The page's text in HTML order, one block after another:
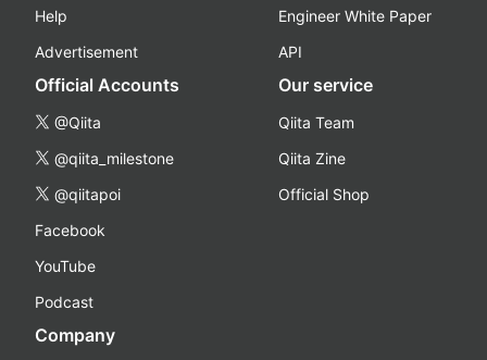
Help
Advertisement
Engineer White Paper
API
Official Accounts
@Qiita
@qiita_milestone
@qiitapoi
Facebook
YouTube
Podcast
Our service
Qiita Team
Qiita Zine
Official Shop
Company